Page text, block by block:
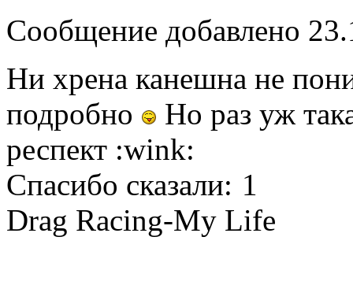
Сообщение добавлено
Ни хрена канешна не
подробно
Но раз уж
респект :wink:
Спасибо сказали: 1
Drag Racing-My Life